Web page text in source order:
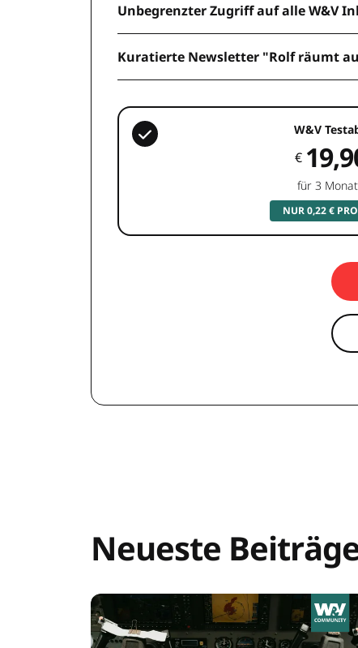
Unbegrenzter Zugriff auf alle W&V
Kuratierte Newsletter "Rolf räumt
W&V
€
für 3
NUR 0,22 €
Neueste